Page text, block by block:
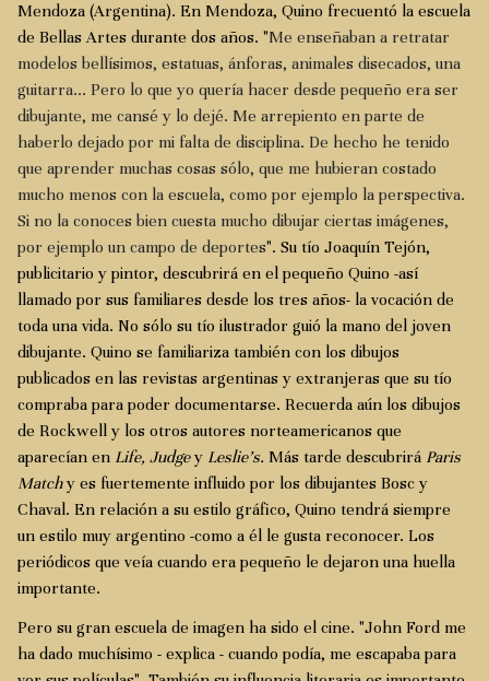
Mendoza (Argentina). En Mendoza, Quino frecuentó la escuela
de Bellas Artes durante dos años. "Me enseñaban a retratar
modelos bellísimos, estatuas, ánforas, animales disecados, una
guitarra... Pero lo que yo quería hacer desde pequeño era ser
dibujante, me cansé y lo dejé. Me arrepiento en parte de
haberlo dejado por mi falta de disciplina. De hecho he tenido
que aprender muchas cosas sólo, que me hubieran costado
mucho menos con la escuela, como por ejemplo la perspectiva.
Si no la conoces bien cuesta mucho dibujar ciertas imágenes,
por ejemplo un campo de deportes". Su tío Joaquín Tejón,
publicitario y pintor, descubrirá en el pequeño Quino -así
llamado por sus familiares desde los tres años- la vocación de
toda una vida. No sólo su tío ilustrador guió la mano del joven
dibujante. Quino se familiariza también con los dibujos
publicados en las revistas argentinas y extranjeras que su tío
compraba para poder documentarse. Recuerda aún los dibujos
de Rockwell y los otros autores norteamericanos que
aparecían en Life, Judgey Leslie's. Más tarde descubrirá Paris
Matchy es fuertemente influido por los dibujantes Bosc y
Chaval. En relación a su estilo gráfico, Quino tendrá siempre
un estilo muy argentino -como a él le gusta reconocer. Los
periódicos que veía cuando era pequeño le dejaron una huella
importante.
Pero su gran escuela de imagen ha sido el cine. "John Ford me
ha dado muchísimo - explica - cuando podía, me escapaba para